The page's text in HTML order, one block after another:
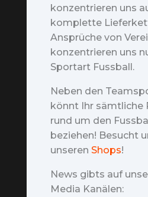
konzentrieren uns
komplette
Ansprüche von
konzentrieren uns
Sportart Fussball.
Neben den
könnt Ihr sämtliche
rund um den
beziehen! Besucht
unseren Shops!
News gibts auf
Media Kanälen: